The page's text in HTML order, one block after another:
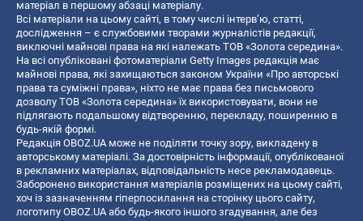
матеріал в першому абзаці матеріалу.
Всі матеріали на цьому сайті, в тому числі інтерв’ю, статті,
дослідження – є службовими творами журналістів редакції,
виключні майнові права на які належать ТОВ «Золота середина».
На всі опубліковані фотоматеріали Getty Images редакція має
майнові права, які захищаються законом України «Про авторські
права та суміжні права», ніхто не має права без письмового
дозволу ТОВ «Золота середина» їх використовувати, вони не
підлягають подальшому відтворенню, перекладу, поширенню в
будь-якій формі.
Редакція OBOZ.UA може не поділяти точку зору, викладену в
авторському матеріалі. За достовірність інформації, опублікованої
в рекламних матеріалах, відповідальність несе рекламодавець.
Заборонено використання матеріалів розміщених на цьому сайті,
хоч із зазначенням гіперпосилання на сторінку цього сайту,
логотипу OBOZ.UA або будь-якого іншого згадування, але без